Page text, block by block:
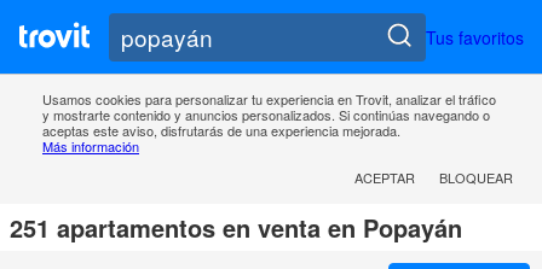
Tus favoritos
Usamos cookies para personalizar tu experiencia en Trovit, analizar el tráfico
y mostrarte contenido y anuncios personalizados. Si continúas navegando o
aceptas este aviso, disfrutarás de una experiencia mejorada.
Más información
ACEPTAR
BLOQUEAR
251 apartamentos en venta en Popayán